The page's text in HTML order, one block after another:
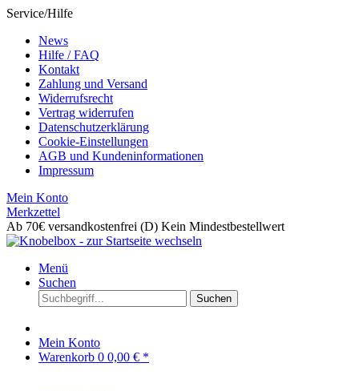
Service/Hilfe
News
Hilfe / FAQ
Kontakt
Zahlung und Versand
Widerrufsrecht
Vertrag widerrufen
Datenschutzerklärung
Cookie-Einstellungen
AGB und Kundeninformationen
Impressum
Mein Konto
Merkzettel
Ab 70€ versandkostenfrei (D) Kein Mindestbestellwert
Menü
Suchen
Suchen
Mein Konto
Warenkorb 0 0,00 € *